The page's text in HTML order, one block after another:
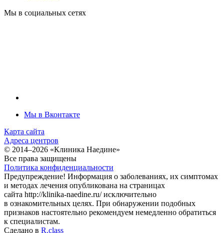
Мы в социальных сетях
Мы в Вконтакте
Карта сайта
Адреса центров
© 2014–2026 «Клиника Наедине»
Все права защищены
По­ли­ти­ка кон­фи­ден­циаль­нос­ти
Предупреждение! Информация о заболеваниях, их симптомах
и методах лечения опубликована на страницах
сайта http://klinika-naedine.ru/исключительно
в ознакомительных целях. При обнаружении подобных
признаков настоятельно рекомендуем немедленно обратиться
к специалистам.
Сделано в R.class